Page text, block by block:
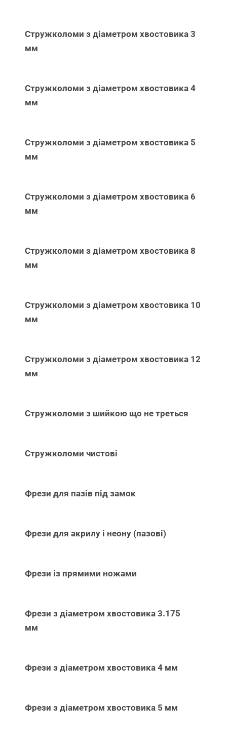
Стружколоми з діаметром хвостовика 3
мм
Стружколоми з діаметром хвостовика 4
мм
Стружколоми з діаметром хвостовика 5
мм
Стружколоми з діаметром хвостовика 6
мм
Стружколоми з діаметром хвостовика 8
мм
Стружколоми з діаметром хвостовика 10
мм
Стружколоми з діаметром хвостовика 12
мм
Стружколоми з шийкою що не треться
Стружколоми чистові
Фрези для пазів під замок
Фрези для акрилу і неону (пазові)
Фрези із прямими ножами
Фрези з діаметром хвостовика 3.175
мм
Фрези з діаметром хвостовика 4 мм
Фрези з діаметром хвостовика 5 мм